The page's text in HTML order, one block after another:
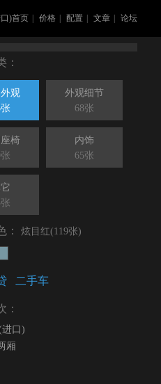
)首页 价格 配置 文章 论坛
：
观
外观细节
68张
椅
内饰
65张
： 炫目红(119张)
二手车
：
口)
厢